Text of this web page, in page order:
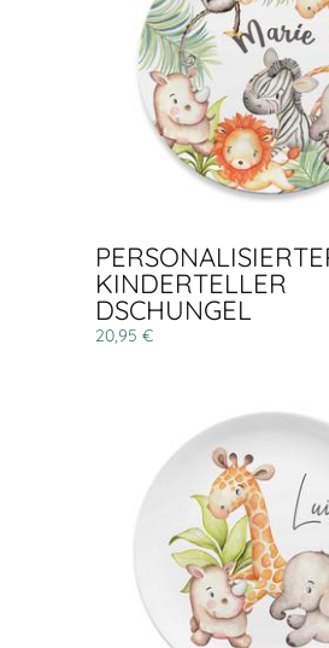
KINDERTELLER
DSCHUNGEL
20,95 €